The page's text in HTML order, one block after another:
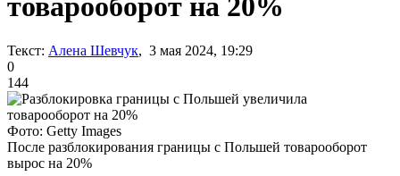
товарооборот на 20%
Текст: Алена Шевчук, 3 мая 2024, 19:29
0
144
Фото: Getty Images
После разблокирования границы с Польшей товарооборот
вырос на 20%